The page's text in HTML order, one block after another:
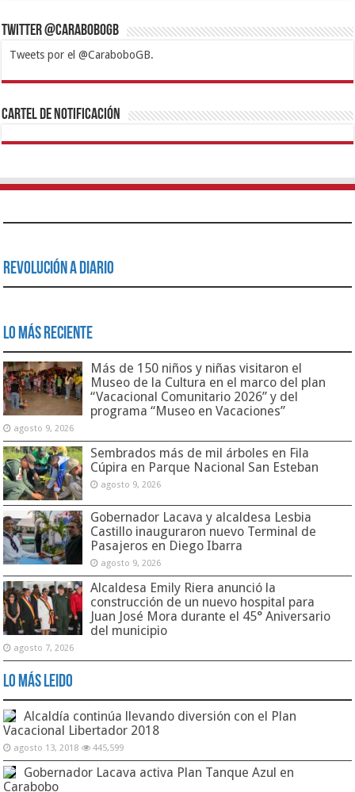
Twitter @CaraboboGB
Tweets por el @CaraboboGB.
1xbetBetturkeyBetistKralbetSupertotobetTipobetMatadorbetMariobet
https://mvbcasino.com/
Cartel de Notificación
Revolución a Diario
Lo Más Reciente
Más de 150 niños y niñas visitaron el
Museo de la Cultura en el marco del plan
“Vacacional Comunitario 2026” y del
programa “Museo en Vacaciones”
agosto 9, 2026
Sembrados más de mil árboles en Fila
Cúpira en Parque Nacional San Esteban
agosto 9, 2026
Gobernador Lacava y alcaldesa Lesbia
Castillo inauguraron nuevo Terminal de
Pasajeros en Diego Ibarra
agosto 9, 2026
Alcaldesa Emily Riera anunció la
construcción de un nuevo hospital para
Juan José Mora durante el 45° Aniversario
del municipio
agosto 7, 2026
Lo Más Leido
Alcaldía continúa llevando diversión con el Plan
Vacacional Libertador 2018
agosto 13, 2018 445,599
Gobernador Lacava activa Plan Tanque Azul en
Carabobo